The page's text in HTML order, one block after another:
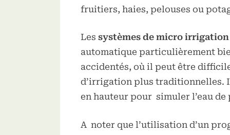
fruitiers, haies, pelouses ou
Les systèmes de micro irrigation
automatique particulièrement
accidentés, où il peut être
d’irrigation plus traditionnelles.
en hauteur pour simuler l’eau de
A noter que l’utilisation d’un